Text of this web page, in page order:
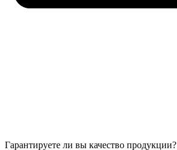
Гарантируете ли вы качество продукции?